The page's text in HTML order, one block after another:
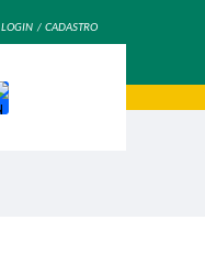
LOGIN / CADASTRO